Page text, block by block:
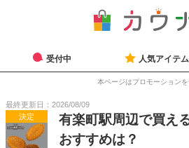
受付中 人気アイテム
本ページはプロモーション
最終更新日：2026/08/09
決定
有楽町駅周辺で買え
おすすめは？